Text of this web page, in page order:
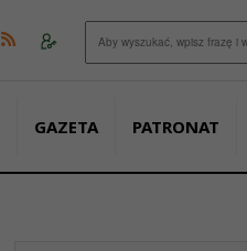
GAZETA PATRONAT